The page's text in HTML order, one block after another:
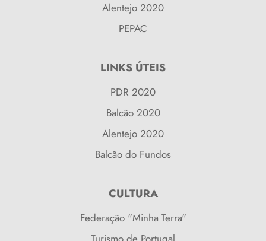
Alentejo 2020
PEPAC
LINKS ÚTEIS
PDR 2020
Balcão 2020
Alentejo 2020
Balcão do Fundos
CULTURA
Federação "Minha Terra"